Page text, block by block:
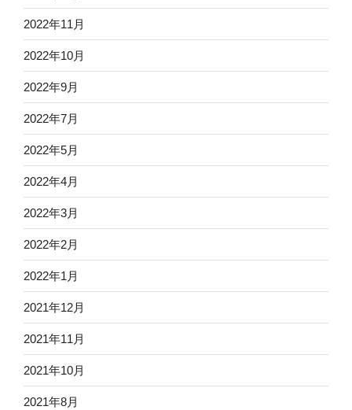
2022年11月
2022年10月
2022年9月
2022年7月
2022年5月
2022年4月
2022年3月
2022年2月
2022年1月
2021年12月
2021年11月
2021年10月
2021年8月